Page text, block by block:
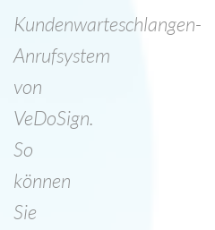
Kundenwarteschlangen-
Anrufsystem
von
VeDoSign.
So
können
Sie